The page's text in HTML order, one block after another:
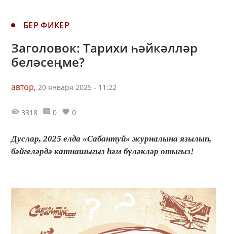
БЕР ФИКЕР
Заголовок: Тарихи һәйкәлләр
беләсеңме?
автор, 20 января 2025 - 11:22
3318 0 0
Дуслар, 2025 елда «Сабантуй» журналына язылып,
бәйгеләрдә катнашыгыз һәм бүләкләр отыгыз!